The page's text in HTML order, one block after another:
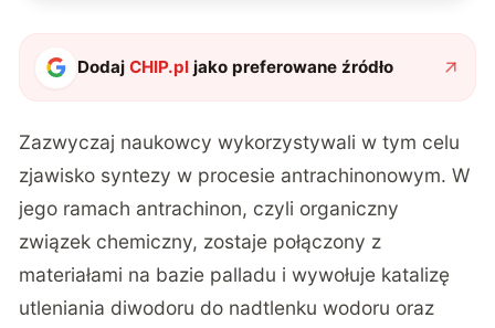
DodajCHIP.pl jako preferowane źródło
Zazwyczaj naukowcy wykorzystywali w tym celu
zjawisko syntezy w procesie antrachinonowym. W
jego ramach antrachinon, czyli organiczny
związek chemiczny, zostaje połączony z
materiałami na bazie palladu i wywołuje katalizę
utleniania diwodoru do nadtlenku wodoru oraz